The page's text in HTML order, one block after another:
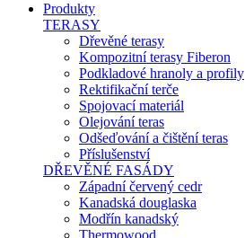
Produkty
TERASY
Dřevěné terasy
Kompozitní terasy Fiberon
Podkladové hranoly a profily
Rektifikační terče
Spojovací materiál
Olejování teras
Odšeďování a čištění teras
Příslušenství
DŘEVĚNÉ FASÁDY
Západní červený cedr
Kanadská douglaska
Modřín kanadský
Thermowood